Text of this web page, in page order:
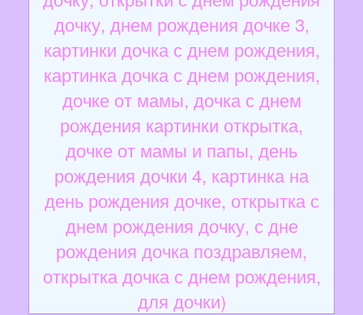
дочку, днем рождения дочке 3,
картинки дочка с днем рождения,
картинка дочка с днем рождения,
дочке от мамы, дочка с днем
рождения картинки открытка,
дочке от мамы и папы, день
рождения дочки 4, картинка на
день рождения дочке, открытка с
днем рождения дочку, с дне
рождения дочка поздравляем,
открытка дочка с днем рождения,
для дочки)